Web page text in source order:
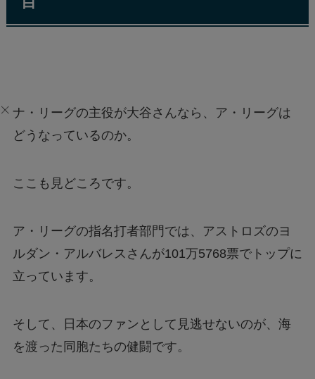
ナ・リーグの主役が大谷さんなら、ア・リーグは
どうなっているのか。
ここも見どころです。
ア・リーグの指名打者部門では、アストロズのヨ
ルダン・アルバレスさんが101万5768票でトップに
立っています。
そして、日本のファンとして見逃せないのが、海
を渡った同胞たちの健闘です。